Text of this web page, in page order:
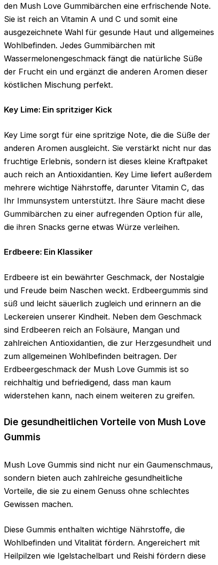
den Mush Love Gummibärchen eine erfrischende Note.
Sie ist reich an Vitamin A und C und somit eine
ausgezeichnete Wahl für gesunde Haut und allgemeines
Wohlbefinden. Jedes Gummibärchen mit
Wassermelonengeschmack fängt die natürliche Süße
der Frucht ein und ergänzt die anderen Aromen dieser
köstlichen Mischung perfekt.
Key Lime: Ein spritziger Kick
Key Lime sorgt für eine spritzige Note, die die Süße der
anderen Aromen ausgleicht. Sie verstärkt nicht nur das
fruchtige Erlebnis, sondern ist dieses kleine Kraftpaket
auch reich an Antioxidantien. Key Lime liefert außerdem
mehrere wichtige Nährstoffe, darunter Vitamin C, das
Ihr Immunsystem unterstützt. Ihre Säure macht diese
Gummibärchen zu einer aufregenden Option für alle,
die ihren Snacks gerne etwas Würze verleihen.
Erdbeere: Ein Klassiker
Erdbeere ist ein bewährter Geschmack, der Nostalgie
und Freude beim Naschen weckt. Erdbeergummis sind
süß und leicht säuerlich zugleich und erinnern an die
Leckereien unserer Kindheit. Neben dem Geschmack
sind Erdbeeren reich an Folsäure, Mangan und
zahlreichen Antioxidantien, die zur Herzgesundheit und
zum allgemeinen Wohlbefinden beitragen. Der
Erdbeergeschmack der Mush Love Gummis ist so
reichhaltig und befriedigend, dass man kaum
widerstehen kann, nach einem weiteren zu greifen.
Die gesundheitlichen Vorteile von Mush Love
Gummis
Mush Love Gummis sind nicht nur ein Gaumenschmaus,
sondern bieten auch zahlreiche gesundheitliche
Vorteile, die sie zu einem Genuss ohne schlechtes
Gewissen machen.
Diese Gummis enthalten wichtige Nährstoffe, die
Wohlbefinden und Vitalität fördern. Angereichert mit
Heilpilzen wie Igelstachelbart und Reishi fördern diese